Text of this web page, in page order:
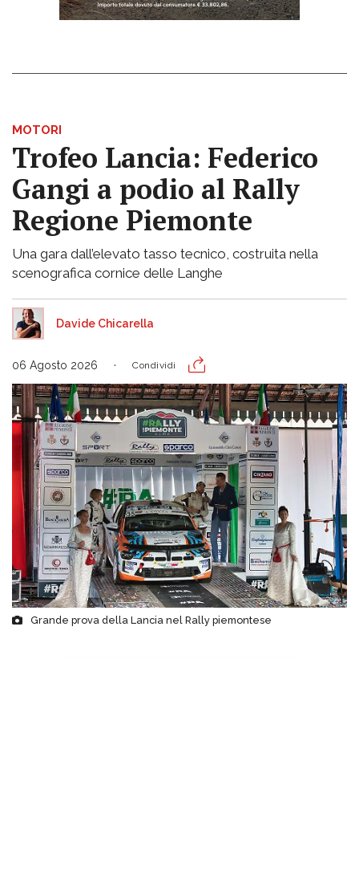
MOTORI
Trofeo Lancia: Federico
Gangi a podio al Rally
Regione Piemonte
Una gara dall’elevato tasso tecnico, costruita nella
scenografica cornice delle Langhe
Davide Chicarella
06 Agosto 2026 Condividi
Grande prova della Lancia nel Rally piemontese